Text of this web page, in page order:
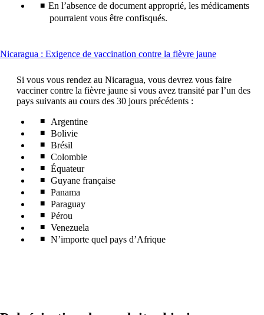
directives
d’accessibilité
En l’absence de document approprié, les médicaments
pourraient vous être confisqués.
Nicaragua : Exigence de vaccination contre la fièvre jauneThis
can
be
expanded
Si vous vous rendez au Nicaragua, vous devrez vous faire
vacciner contre la fièvre jaune si vous avez transité par l’un des
pays suivants au cours des 30 jours précédents :
Argentine
Bolivie
Brésil
Colombie
Équateur
Guyane française
Panama
Paraguay
Pérou
Venezuela
N’importe quel pays d’Afrique